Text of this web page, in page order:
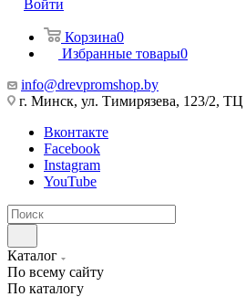
Войти
Корзина0
Избранные товары0
info@drevpromshop.by
г. Минск, ул. Тимирязева, 123/2,
Вконтакте
Facebook
Instagram
YouTube
Каталог
По всему сайту
По каталогу